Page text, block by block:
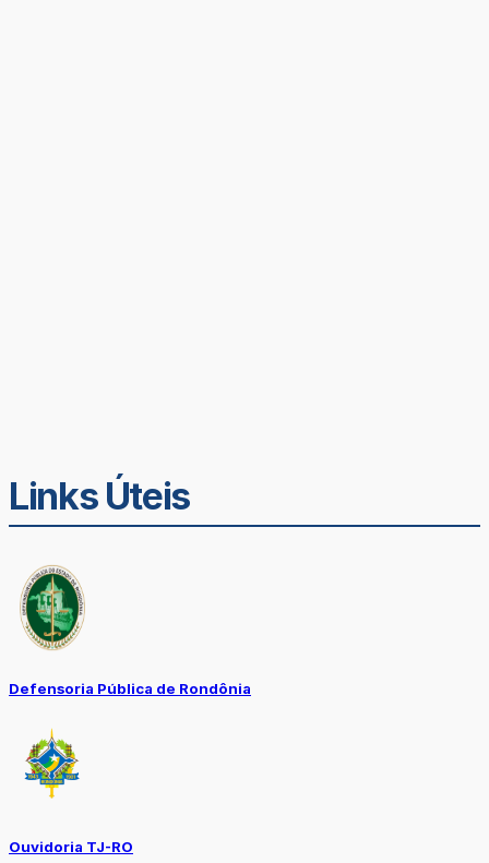
Links Úteis
Defensoria Pública de Rondônia
Ouvidoria TJ-RO